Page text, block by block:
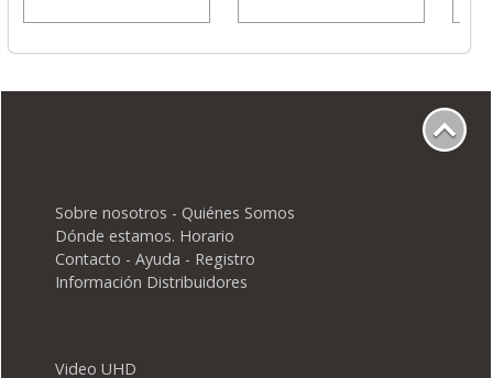
Sobre nosotros - Quiénes Somos
Dónde estamos. Horario
Contacto - Ayuda - Registro
Información Distribuidores
Video UHD